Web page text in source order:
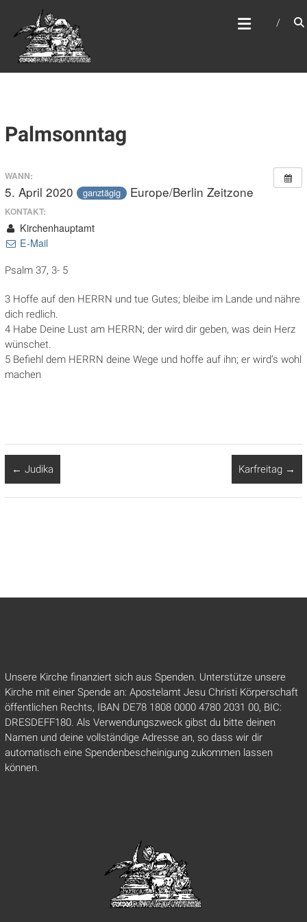
springen
WEBSITE DES
APOSTELAMTES JESU
CHRISTI KÖR
Palmsonntag
WANN:
5. April 2020 ganztägig Europe/Berlin Zeitzone
KONTAKT:
Kirchenhauptamt
E-Mail
Psalm 37, 3- 5
3 Hoffe auf den HERRN und tue Gutes; bleibe im Lande und nähre
dich redlich.
4 Habe Deine Lust am HERRN; der wird dir geben, was dein Herz
wünschet.
5 Befiehl dem HERRN deine Wege und hoffe auf ihn; er wird’s wohl
machen
← Judika Karfreitag →
Unsere Kirche finanziert sich aus Spenden. Unterstütze unsere
Kirche mit einer Spende an: Apostelamt Jesu Christi Körperschaft
öffentlichen Rechts, IBAN DE78 1808 0000 4780 2031 00, BIC:
DRESDEFF180. Als Verwendungszweck gibst du bitte deinen
Namen und deine vollständige Adresse an, so dass wir dir
automatisch eine Spendenbescheinigung zukommen lassen
können.